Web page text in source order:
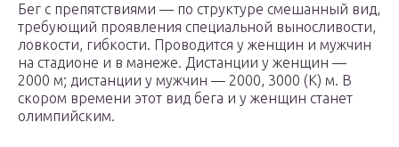
Бег с препятствиями — по структуре смешанный вид,
требующий проявления специальной выносливости,
ловкости, гибкости. Проводится у женщин и мужчин
на стадионе и в манеже. Дистанции у женщин —
2000 м; дистанции у мужчин — 2000, 3000 (К) м. В
скором времени этот вид бега и у женщин станет
олимпийским.